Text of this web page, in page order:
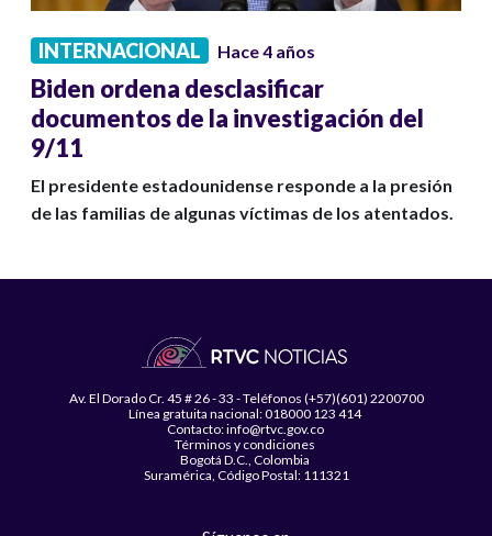
INTERNACIONAL Hace 4 años
Biden ordena desclasificar
documentos de la investigación del
9/11
El presidente estadounidense responde a la presión
de las familias de algunas víctimas de los atentados.
Av. El Dorado Cr. 45 # 26 - 33 - Teléfonos (+57)(601) 2200700
Línea gratuita nacional: 018000 123 414
Contacto: info@rtvc.gov.co
Términos y condiciones
Bogotá D.C., Colombia
Suramérica, Código Postal: 111321